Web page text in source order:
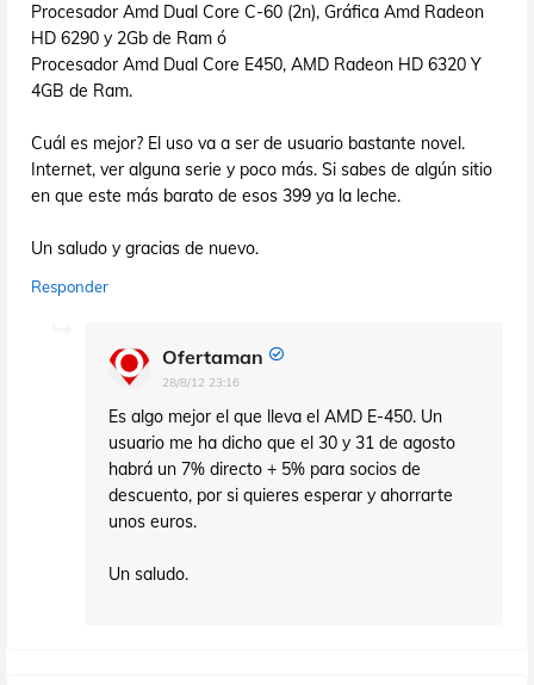
Procesador Amd Dual Core C-60 (2n), Gráfica Amd Radeon
HD 6290 y 2Gb de Ram ó
Procesador Amd Dual Core E450, AMD Radeon HD 6320 Y
4GB de Ram.
Cuál es mejor? El uso va a ser de usuario bastante novel.
Internet, ver alguna serie y poco más. Si sabes de algún sitio
en que este más barato de esos 399 ya la leche.
Un saludo y gracias de nuevo.
Responder
Ofertaman
28/8/12 23:16
Es algo mejor el que lleva el AMD E-450. Un
usuario me ha dicho que el 30 y 31 de agosto
habrá un 7% directo + 5% para socios de
descuento, por si quieres esperar y ahorrarte
unos euros.
Un saludo.